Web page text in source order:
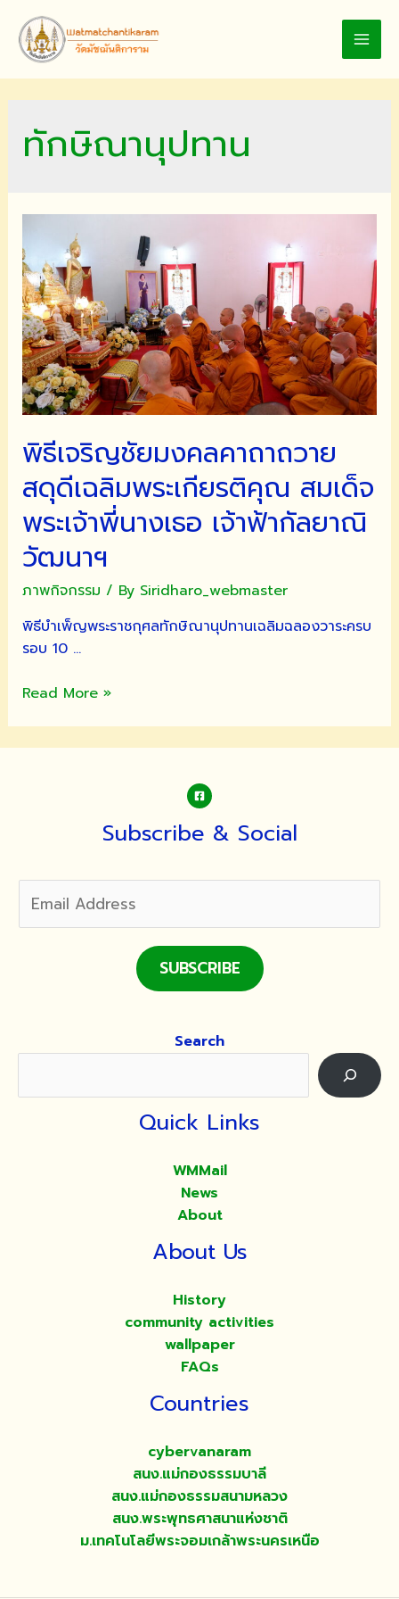
content
ทักษิณานุปทาน
พิธีเจริญชัยมงคลคาถาถวาย
สดุดีเฉลิมพระเกียรติคุณ สมเด็จ
พระเจ้าพี่นางเธอ เจ้าฟ้ากัลยาณิ
วัฒนาฯ
ภาพกิจกรรม / By Siridharo_webmaster
พิธีบำเพ็ญพระราชกุศลทักษิณานุปทานเฉลิมฉลองวาระครบ
รอบ 10 …
พิธี
เฉลิมพระเกียรติ
พระเจ้า
วัฒนาฯ
Read More »
Subscribe & Social
SUBSCRIBE
Search
Quick Links
WMMail
News
About
About Us
History
community activities
wallpaper
FAQs
Countries
cybervanaram
สนง.แม่กองธรรมบาลี
สนง.แม่กองธรรมสนามหลวง
สนง.พระพุทธศาสนาแห่งชาติ
ม.เทคโนโลยีพระจอมเกล้าพระนครเหนือ